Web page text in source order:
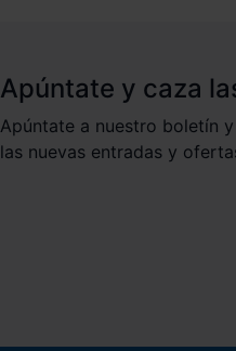
Apúntate y caza
Apúntate a nuestro boletín
las nuevas entradas y